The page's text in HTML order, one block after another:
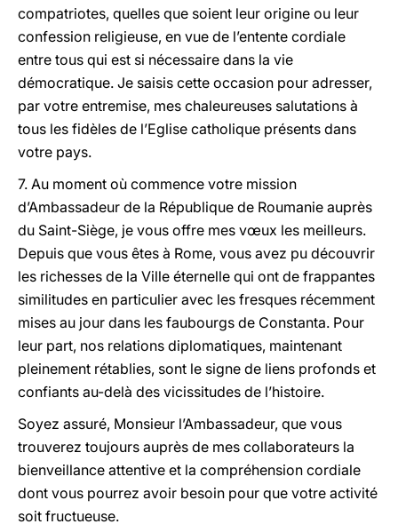
compatriotes, quelles que soient leur origine ou leur
confession religieuse, en vue de l’entente cordiale
entre tous qui est si nécessaire dans la vie
démocratique. Je saisis cette occasion pour adresser,
par votre entremise, mes chaleureuses salutations à
tous les fidèles de l’Eglise catholique présents dans
votre pays.
7. Au moment où commence votre mission
d’Ambassadeur de la République de Roumanie auprès
du Saint-Siège, je vous offre mes vœux les meilleurs.
Depuis que vous êtes à Rome, vous avez pu découvrir
les richesses de la Ville éternelle qui ont de frappantes
similitudes en particulier avec les fresques récemment
mises au jour dans les faubourgs de Constanta. Pour
leur part, nos relations diplomatiques, maintenant
pleinement rétablies, sont le signe de liens profonds et
confiants au-delà des vicissitudes de l’histoire.
Soyez assuré, Monsieur l’Ambassadeur, que vous
trouverez toujours auprès de mes collaborateurs la
bienveillance attentive et la compréhension cordiale
dont vous pourrez avoir besoin pour que votre activité
soit fructueuse.